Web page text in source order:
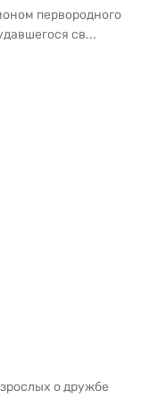
первородного
св...
о дружбе